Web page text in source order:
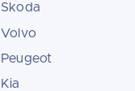
Skoda
Volvo
Peugeot
Kia